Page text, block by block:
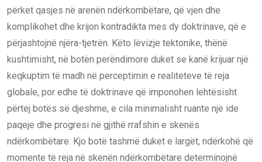
përket qasjes në arenën ndërkombëtare, që vjen dhe
komplikohet dhe krijon kontradikta mes dy doktrinave, që e
përjashtojnë njëra-tjetrën. Këto lëvizje tektonike, thënë
kushtimisht, në botën perëndimore duket se kanë krijuar një
keqkuptim të madh në perceptimin e realiteteve të reja
globale, por edhe të doktrinave që imponohen lehtësisht
përtej botës së djeshme, e cila minimalisht ruante një ide
paqeje dhe progresi në gjithë rrafshin e skenës
ndërkombëtare. Kjo botë tashmë duket e largët, ndërkohë që
momente të reja në skenën ndërkombëtare determinojnë